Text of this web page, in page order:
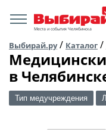
Места и события Челябинска
Выбирай.ру/ Каталог /
в
Тип медучреждения